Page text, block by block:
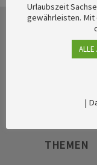
THEMEN
Urlaubszeit
gewährleisten. Mit
ALLE
|